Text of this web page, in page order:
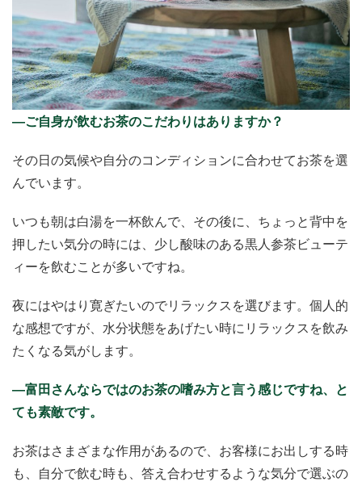
―ご自身が飲むお茶のこだわりはありますか？
その日の気候や自分のコンディションに合わせてお茶を選
んでいます。
いつも朝は白湯を一杯飲んで、その後に、ちょっと背中を
押したい気分の時には、少し酸味のある黒人参茶ビューテ
ィーを飲むことが多いですね。
夜にはやはり寛ぎたいのでリラックスを選びます。個人的
な感想ですが、水分状態をあげたい時にリラックスを飲み
たくなる気がします。
―富田さんならではのお茶の嗜み方と言う感じですね、と
ても素敵です。
お茶はさまざまな作用があるので、お客様にお出しする時
も、自分で飲む時も、答え合わせするような気分で選ぶの